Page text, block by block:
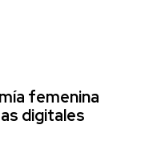
femenina
digitales